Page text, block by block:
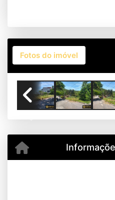
Fotos do imóvel